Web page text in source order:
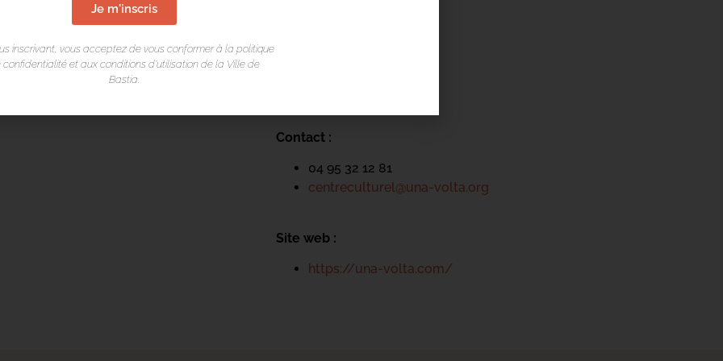
Contact :
04 95 32 12 81
centreculturel@una-volta.org
Site web :
https://una-volta.com/
Je m'inscris
inscrivant, vous acceptez de vous conformer à la politique
confidentialité et aux conditions d’utilisation de la Ville de
Bastia.